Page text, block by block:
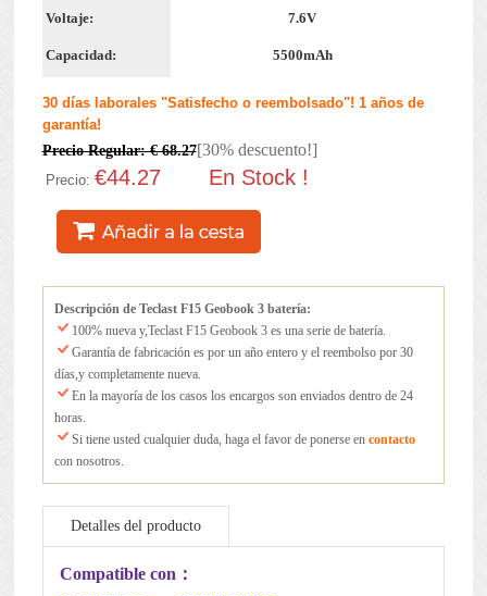
Voltaje: 7.6V
Capacidad: 5500mAh
30 días laborales "Satisfecho o reembolsado"! 1 años de
garantía!
Precio Regular: € 68.27[30% descuento!]
Precio:€44.27 En Stock !
Descripción de Teclast F15 Geobook 3 batería:
100% nueva y,Teclast F15 Geobook 3 es una serie de batería.
Garantía de fabricación es por un año entero y el reembolso por 30
días,y completamente nueva.
En la mayoría de los casos los encargos son enviados dentro de 24
horas.
Si tiene usted cualquier duda, haga el favor de ponerse en contacto
con nosotros.
Detalles del producto
Mantenimiento de la batería
Compatible con：